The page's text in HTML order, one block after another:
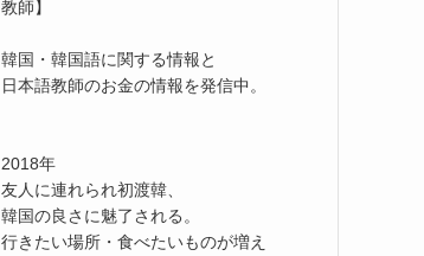
教師】
韓国・韓国語に関する情報と
日本語教師のお金の情報を発信中。
2018年
友人に連れられ初渡韓、
韓国の良さに魅了される。
行きたい場所・食べたいものが増え